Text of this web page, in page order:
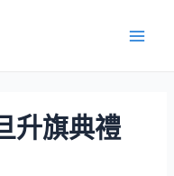
升旗典禮